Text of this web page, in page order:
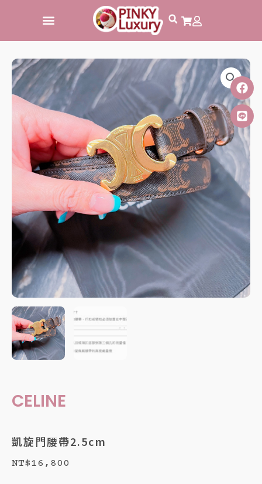
主
CELINE
凱旋門腰帶2.5cm
NT$16,800